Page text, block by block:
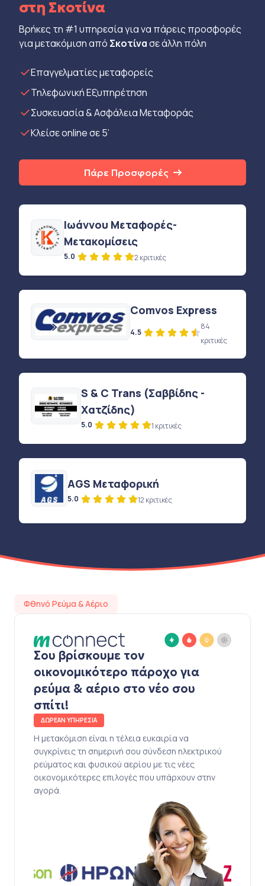
στη Σκοτίνα
Βρήκες τη #1 υπηρεσία για να πάρεις προσφορές
για μετακόμιση από Σκοτίνασε άλλη πόλη
Eπαγγελματίες μεταφορείς
Τηλεφωνική Εξυπηρέτηση
Συσκευασία & Ασφάλεια Μεταφοράς
Κλείσε online σε 5’
Πάρε Προσφορές
Ιωάννου Μεταφορές-
Μετακομίσεις
5.0 2 κριτικές
Comvos Express
4.5
84
κριτικές
S & C Trans (Σαββίδης -
Χατζίδης)
5.0 1 κριτικές
AGS Μεταφορική
5.0 12 κριτικές
Φθηνό Ρεύμα & Αέριο
Σου βρίσκουμε τον
οικονομικότερο πάροχο για
ρεύμα & αέριο στο νέο σου
σπίτι!
ΔΩΡΕΑΝ ΥΠΗΡΕΣΙΑ
Η μετακόμιση είναι η τέλεια ευκαιρία να
συγκρίνεις τη σημερινή σου σύνδεση ηλεκτρικού
ρεύματος και φυσικού αερίου με τις νέες
οικονομικότερες επιλογές που υπάρχουν στην
αγορά.